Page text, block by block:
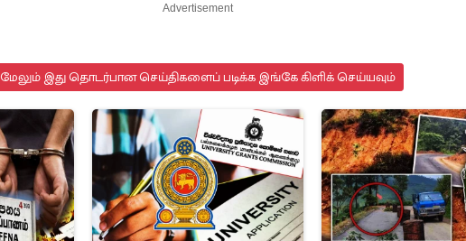
Advertisement
மேலும் இது தொடர்பான செய்திகளைப் படிக்க இங்கே கிளிக் செய்யவும்